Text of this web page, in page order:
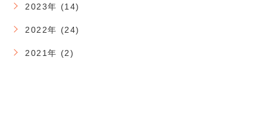
2023年 (14)
2022年 (24)
2021年 (2)